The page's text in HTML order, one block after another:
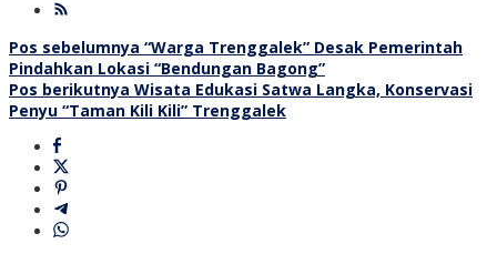
Navigasi
pos
Pos sebelumnya “Warga Trenggalek” Desak Pemerintah
Pindahkan Lokasi “Bendungan Bagong”
Pos berikutnya Wisata Edukasi Satwa Langka, Konservasi
Penyu “Taman Kili Kili” Trenggalek